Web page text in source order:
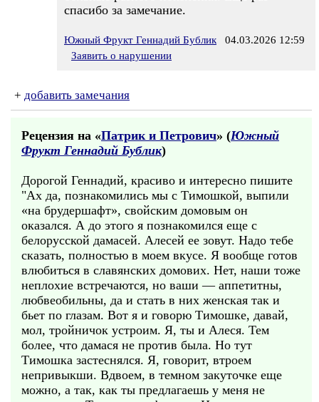
спасибо за замечание.
Южный Фрукт Геннадий Бублик 04.03.2026 12:59
Заявить о нарушении
+ добавить замечания
Рецензия на «Патрик и Петрович» (Южный
Фрукт Геннадий Бублик)
Дорогой Геннадий, красиво и интересно пишите
"Ах да, познакомились мы с Тимошкой, выпили
«на брудершафт», свойским домовым он
оказался. А до этого я познакомился еще с
белорусской дамасей. Алесей ее зовут. Надо тебе
сказать, полностью в моем вкусе. Я вообще готов
влюбиться в славянских домових. Нет, наши тоже
неплохие встречаются, но ваши — аппетитны,
любвеобильны, да и стать в них женская так и
бьет по глазам. Вот я и говорю Тимошке, давай,
мол, тройничок устроим. Я, ты и Алеся. Тем
более, что дамася не против была. Но тут
Тимошка застеснялся. Я, говорит, втроем
непривыкши. Вдвоем, в темном закуточке еще
можно, а так, как ты предлагаешь у меня не